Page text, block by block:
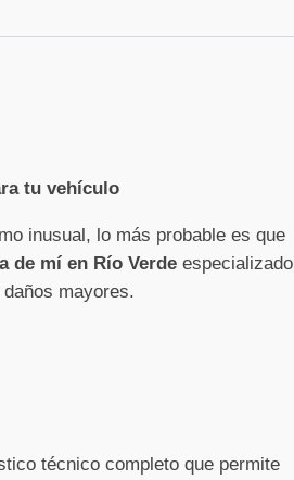
tu vehículo
inusual, lo más probable es que
de mí en Río Verde especializado
mayores.
técnico completo que permite